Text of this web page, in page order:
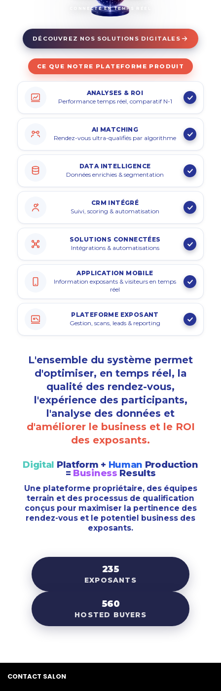
CONNECTÉ EN TEMPS RÉEL
DÉCOUVREZ NOS SOLUTIONS DIGITALES
CE QUE NOTRE PLATEFORME PRODUIT
ANALYSES & ROI
Performance temps réel, comparatif N-1
AI MATCHING
Rendez-vous ultra-qualifiés par algorithme
DATA INTELLIGENCE
Données enrichies & segmentation
CRM INTÉGRÉ
Suivi, scoring & automatisation
SOLUTIONS CONNECTÉES
Intégrations & automatisations
APPLICATION MOBILE
Information exposants & visiteurs en temps
réel
PLATEFORME EXPOSANT
Gestion, scans, leads & reporting
L'ensemble du système permet
d'optimiser, en temps réel, la
qualité des rendez-vous,
l'expérience des participants,
l'analyse des données et
d'améliorer le business et le ROI
des exposants.
Digital Platform + Human Production
= Business Results
Une plateforme propriétaire, des équipes
terrain et des processus de qualification
conçus pour maximiser la pertinence des
rendez-vous et le potentiel business des
exposants.
235
EXPOSANTS
560
HOSTED BUYERS
CONTACT SALON